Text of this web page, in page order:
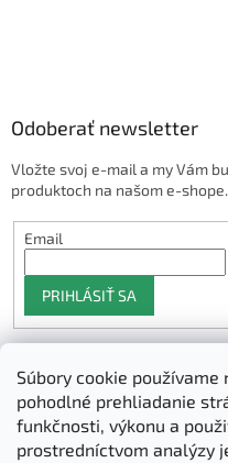
Súbory cookie
pohodlné prehliadanie
funkčnosti, výkonu a
prostredníctvom analýzy
Odoberať newsletter
Vložte svoj e-mail a my Vám
produktoch na našom e-shope.
Email
PRIHLÁSIŤ SA